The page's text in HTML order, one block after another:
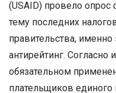
(USAID) провело опрос
тему последних
правительства, именно
антирейтинг.
обязательном
плательщиков единого